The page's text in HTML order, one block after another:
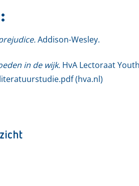
Addison-Wesley.
in de wijk. HvA Lectoraat
(hva.nl)